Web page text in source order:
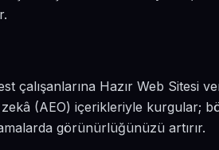
çalışanlarına Hazır Web Sitesi
(AEO) içerikleriyle kurgular;
görünürlüğünüzü artırır.